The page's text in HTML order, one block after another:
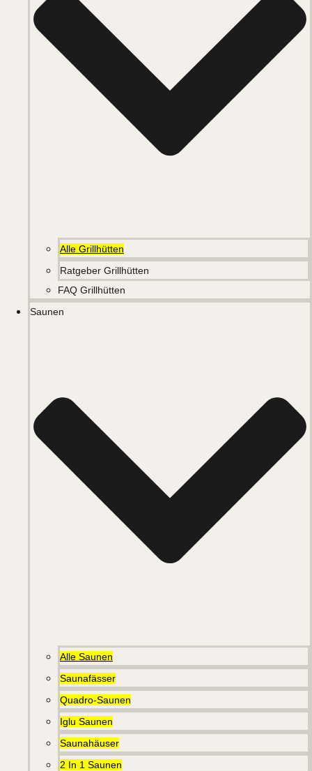
Alle Grillhütten
Ratgeber Grillhütten
FAQ Grillhütten
Saunen
Alle Saunen
Saunafässer
Quadro-Saunen
Iglu Saunen
Saunahäuser
2 In 1 Saunen